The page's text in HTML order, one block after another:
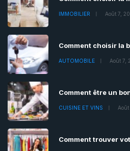
IMMOBILIER Août 7,
Comment choisir la
AUTOMOBILE Août 7,
Comment être un
CUISINE ET VINS
Comment trouver